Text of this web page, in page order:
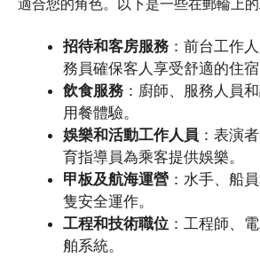
適合您的角色。以下是一些在郵輪上的
招待和客房服務 ：前台工作
務員確保客人享受舒適的住宿
飲食服務 ：廚師、服務人員
用餐體驗。
娛樂和活動工作人員 ：表演
育指導員為乘客提供娛樂。
甲板及航海運營 ：水手、船
隻安全運作。
工程和技術職位 ：工程師、
舶系統。